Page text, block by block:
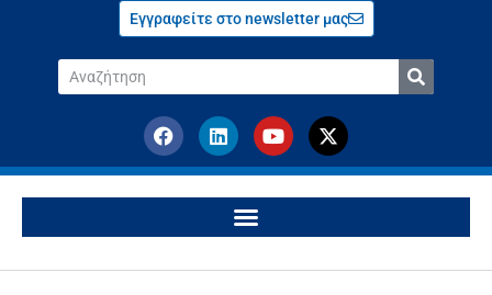
Εγγραφείτε στο newsletter μας